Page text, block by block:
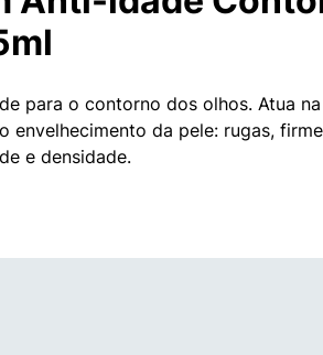
para o contorno dos olhos. Atua
envelhecimento da pele: rugas,
e densidade.